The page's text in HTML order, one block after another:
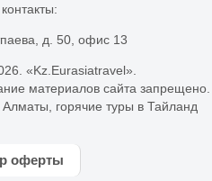
д. 50, офис 13
«Kz.Eurasiatravel».
материалов сайта запрещено.
Алматы горячие туры в Тайланд
оферты